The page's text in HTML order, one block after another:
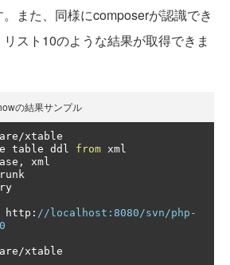
また、同様にcomposerが認識でき
スト10のような結果が取得できま
の結果サンプル
/xtable
table ddl from xml
,
xml
http : //localhost:8080/svn/php-
/xtable